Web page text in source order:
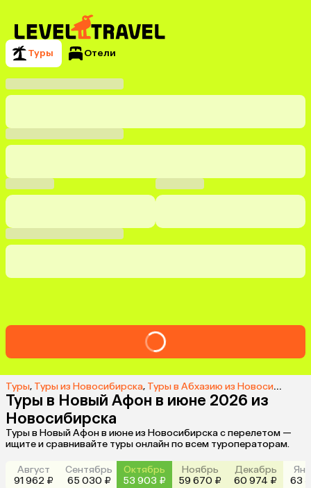
Туры Отели
Туры, Туры из Новосибирска, Туры в Абхазию из Новосибирска
Туры в Новый Афон в июне 2026 из
Новосибирска
Туры в Новый Афон в июне из Новосибирска с перелетом —
ищите и сравнивайте туры онлайн по всем туроператорам.
Август
91 962 ₽
Сентябрь
65 030 ₽
Октябрь
53 903 ₽
Ноябрь
59 670 ₽
Декабрь
60 974 ₽
63